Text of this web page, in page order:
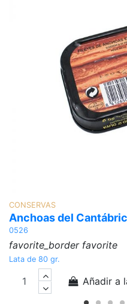
CONSERVAS
Anchoas del
0526
favorite_border favorite
Lata de 80 gr.
Añadir a